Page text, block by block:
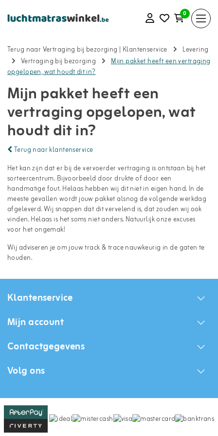
0
Terug naar Vertraging bij bezorging | Klantenservice
Levering
Vertraging bij bezorging
Mijn pakket heeft een vertraging
opgelopen, wat houdt dit in?
Mijn pakket heeft een
vertraging opgelopen, wat
houdt dit in?
Terug naar klantenservice
Het kan zijn dat er bij de vervoerder vertraging is ontstaan bij het
sorteercentrum. Bijvoorbeeld door drukte of door een
handmatige fout. Helaas hebben wij dit niet in eigen hand. In de
meeste gevallen wordt jouw pakket alsnog de volgende werkdag
afgeleverd. Wij snappen dat dit vervelend is, dat zouden wij ook
vinden. Helaas is het soms niet anders. Natuurlijk onze excuses
voor het ongemak!
Wij adviseren je om jouw track & trace nauwkeurig in de gaten te
houden.
Klantenservice
Mijn account
Contactgegevens
Volg ons